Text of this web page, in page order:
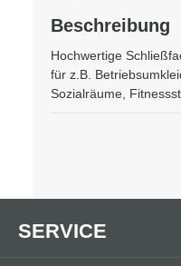
Beschreibung
Hochwertige
für z.B.
Sozialräume,
SERVICE